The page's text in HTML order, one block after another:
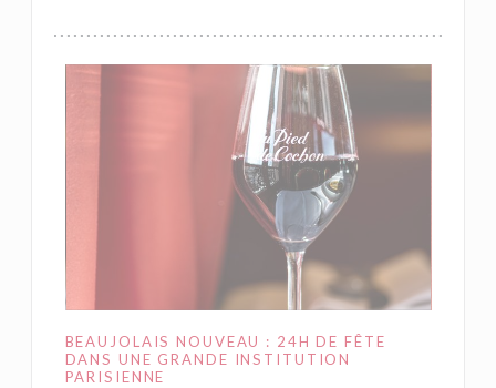
BEAUJOLAIS NOUVEAU : 24H DE FÊTE
DANS UNE GRANDE INSTITUTION
PARISIENNE